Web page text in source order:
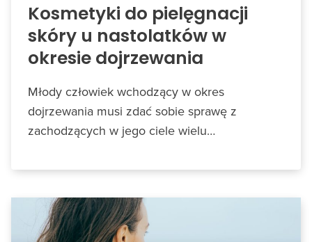
Kosmetyki do pielęgnacji
skóry u nastolatków w
okresie dojrzewania
Młody człowiek wchodzący w okres
dojrzewania musi zdać sobie sprawę z
zachodzących w jego ciele wielu…